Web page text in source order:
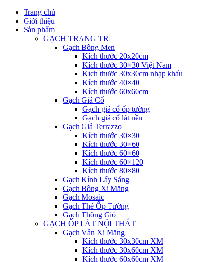
Trang chủ
Giới thiệu
Sản phẩm
GẠCH TRANG TRÍ
Gạch Bông Men
Kích thước 20x20cm
Kích thước 30×30 Việt Nam
Kích thước 30x30cm nhập khẩu
Kích thước 40×40
Kích thước 60x60cm
Gạch Giả Cổ
Gạch giả cổ ốp tường
Gạch giả cổ lát nền
Gạch Giả Terrazzo
Kích thước 30×30
Kích thước 30×60
Kích thước 60×60
Kích thước 60×120
Kích thước 80×80
Gạch Kính Lấy Sáng
Gạch Bông Xi Măng
Gạch Mosaic
Gạch Thẻ Ốp Tường
Gạch Thông Gió
GẠCH ỐP LÁT NỘI THẤT
Gạch Vân Xi Măng
Kích thước 30x30cm XM
Kích thước 30x60cm XM
Kích thước 60x60cm XM